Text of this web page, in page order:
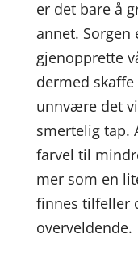
er det bare å
annet. Sorgen
gjenopprette
dermed
unnvære det
smertelig tap.
farvel til
mer som en
finnes tilfeller
overveldende.